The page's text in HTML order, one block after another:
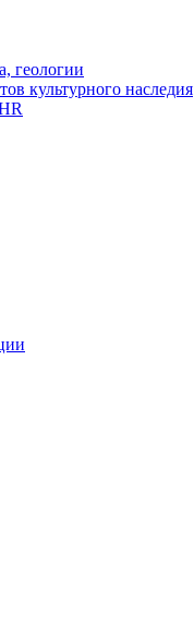
геологии
культурного наследия